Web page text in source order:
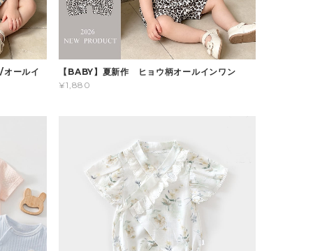
オールイ
【BABY】夏新作 ヒョウ柄オールインワン
¥1,880